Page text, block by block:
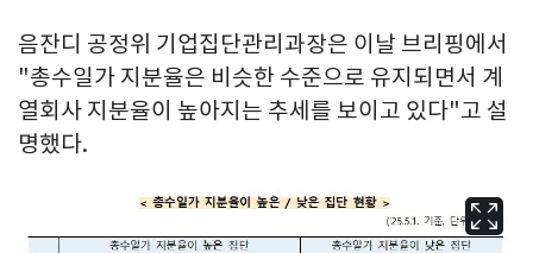
음잔디 공정위 기업집단관리과장은 이날 브리핑에서
"총수일가 지분율은 비슷한 수준으로 유지되면서 계
열회사 지분율이 높아지는 추세를 보이고 있다"고 설
명했다.